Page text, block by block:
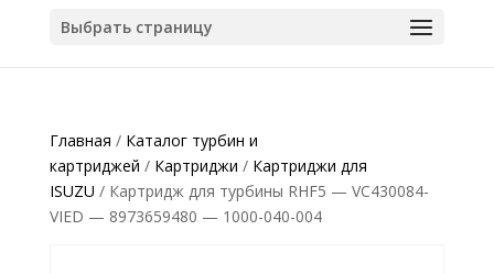
Выбрать страницу
Главная / Каталог турбин и
картриджей / Картриджи / Картриджи для
ISUZU / Картридж для турбины RHF5 — VC430084-
VIED — 8973659480 — 1000-040-004